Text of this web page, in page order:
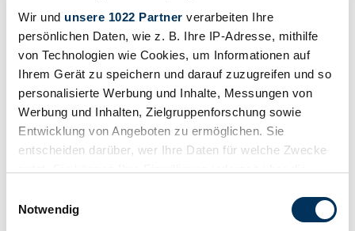
Wir und unsere 1022 Partner verarbeiten Ihre
persönlichen Daten, wie z. B. Ihre IP-Adresse, mithilfe
von Technologien wie Cookies, um Informationen auf
Ihrem Gerät zu speichern und darauf zuzugreifen und so
personalisierte Werbung und Inhalte, Messungen von
Werbung und Inhalten, Zielgruppenforschung sowie
Entwicklung von Angeboten zu ermöglichen. Sie
entscheiden darüber, wer Ihre Daten für welche Zwecke
Trigger Symbol ändern oder widerrufen
Notwendig